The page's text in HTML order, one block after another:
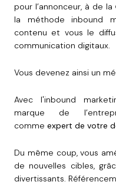
pour l’annonceur, à de
la méthode inbound
contenu et vous le
communication digitaux.
Vous devenez ainsi un
Avec l'inbound
marque de
comme expert de votre
Du même coup, vous
de nouvelles cibles,
divertissants.